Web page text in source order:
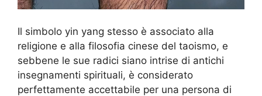
Il simbolo yin yang stesso è associato alla
religione e alla filosofia cinese del taoismo, e
sebbene le sue radici siano intrise di antichi
insegnamenti spirituali, è considerato
perfettamente accettabile per una persona di